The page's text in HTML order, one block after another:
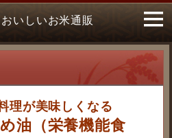
おいしいお米通販
理が美味しくなる
油（栄養機能食